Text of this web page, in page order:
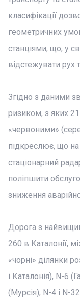
класифікації
геометричних
станціями, що, у
відстежувати рух
Згідно з даними
ризиком, з яких
«червоними»
підкреслює, що
стаціонарний
поліпшити
зниження
Дорога з
260 в Каталонії,
«чорні» ділянки
і Каталонія), N-6
(Мурсія), N-4 і N-